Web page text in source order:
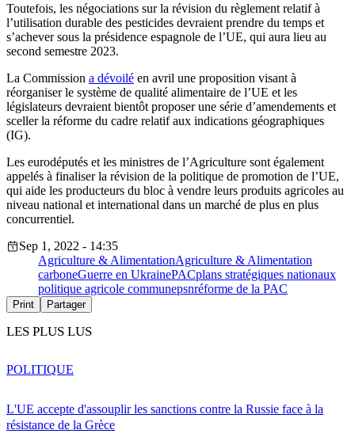
Toutefois, les négociations sur la révision du règlement relatif à
l’utilisation durable des pesticides devraient prendre du temps et
s’achever sous la présidence espagnole de l’UE, qui aura lieu au
second semestre 2023.
La Commission a dévoilé en avril une proposition visant à
réorganiser le système de qualité alimentaire de l’UE et les
législateurs devraient bientôt proposer une série d’amendements et
sceller la réforme du cadre relatif aux indications géographiques
(IG).
Les eurodéputés et les ministres de l’Agriculture sont également
appelés à finaliser la révision de la politique de promotion de l’UE,
qui aide les producteurs du bloc à vendre leurs produits agricoles au
niveau national et international dans un marché de plus en plus
concurrentiel.
Sep 1, 2022 - 14:35
Agriculture & AlimentationAgriculture & Alimentation
carboneGuerre en UkrainePACplans stratégiques nationaux
politique agricole communepsnréforme de la PAC
Print Partager
LES PLUS LUS
L'UE accepte d'assouplir les sanctions contre la Russie face à la
résistance de la Grèce
POLITIQUE